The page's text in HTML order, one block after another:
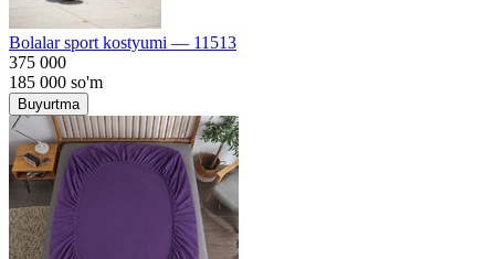
Bolalar sport kostyumi — 11513
375 000
185 000 so'm
Buyurtma